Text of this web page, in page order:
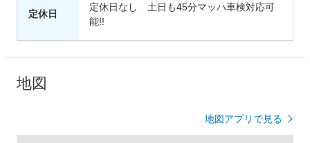
定休日
定休日なし 土日も45分マッハ車検対応可
能!!
地図
地図アプリで見る